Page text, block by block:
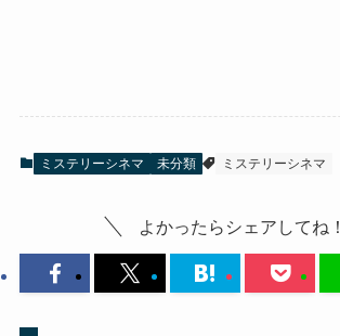
ミステリーシネマ 未分類 ミステリーシネマ
よかったらシェアしてね！